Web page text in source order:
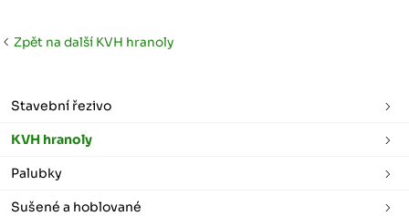
Zpět na další KVH hranoly
Stavební řezivo
KVH hranoly
Palubky
Sušené a hoblované